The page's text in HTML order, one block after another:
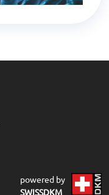
powered by
SWISSDKM